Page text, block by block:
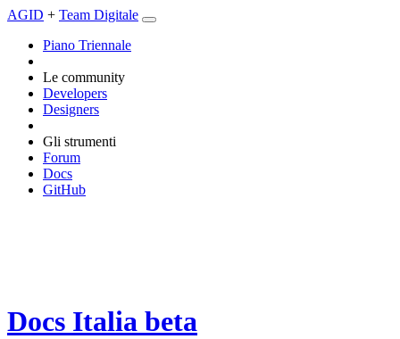
AGID + Team Digitale
Piano Triennale
Le community
Developers
Designers
Gli strumenti
Forum
Docs
GitHub
Docs Italia beta